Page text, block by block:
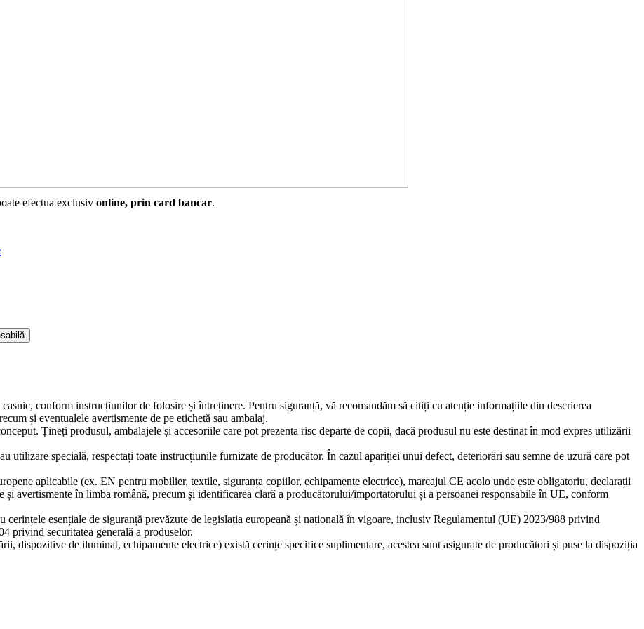
efectua exclusiv online, prin card bancar.
conform instrucțiunilor de folosire și întreținere. Pentru siguranță, vă recomandăm să citiți cu atenție informațiile din descrierea
și eventualele avertismente de pe etichetă sau ambalaj.
Țineți produsul, ambalajele și accesoriile care pot prezenta risc departe de copii, dacă produsul nu este destinat în mod expres utilizării
utilizare specială, respectați toate instrucțiunile furnizate de producător. În cazul apariției unui defect, deteriorări sau semne de uzură care pot
aplicabile (ex. EN pentru mobilier, textile, siguranța copiilor, echipamente electrice), marcajul CE acolo unde este obligatoriu, declarații
avertismente în limba română, precum și identificarea clară a producătorului/importatorului și a persoanei responsabile în UE, conform
cerințele esențiale de siguranță prevăzute de legislația europeană și națională în vigoare, inclusiv Regulamentul (UE) 2023/988 privind
privind securitatea generală a produselor.
dispozitive de iluminat, echipamente electrice) există cerințe specifice suplimentare, acestea sunt asigurate de producători și puse la dispoziția